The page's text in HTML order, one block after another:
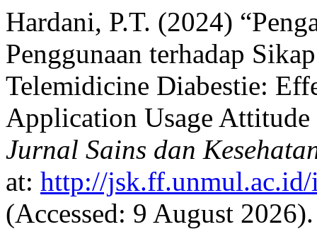
Hardani, P.T. (2024)
Penggunaan terhadap
Telemidicine Diabestie:
Application Usage
Jurnal Sains dan
at: http://
(Accessed: 9 August 2026).